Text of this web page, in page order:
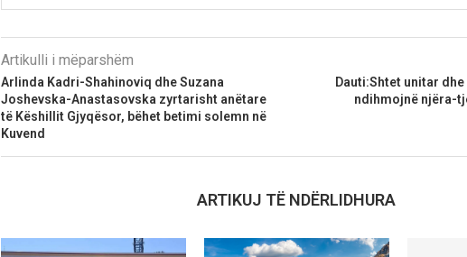
Artikulli i mëparshëm
Arlinda Kadri-Shahinoviq dhe Suzana
Joshevska-Anastasovska zyrtarisht anëtare
të Këshillit Gjyqësor, bëhet betimi solemn në
Kuvend
Dauti:Shtet unitar
ndihmojnë njëra-
ARTIKUJ TË NDËRLIDHURA